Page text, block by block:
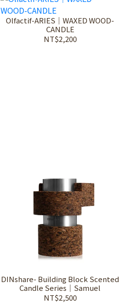
Olfactif-ARIES｜WAXED WOOD-
CANDLE
NT$2,200
DINshare- Building Block Scented
Candle Series｜Samuel
NT$2,500